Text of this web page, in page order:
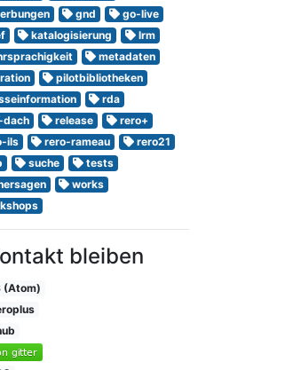
gnd
go-live
katalogisierung
lrm
metadaten
pilotbibliotheken
rda
release
rero+
ils
rero-rameau
rero21
suche
tests
works
bleiben
(Atom)